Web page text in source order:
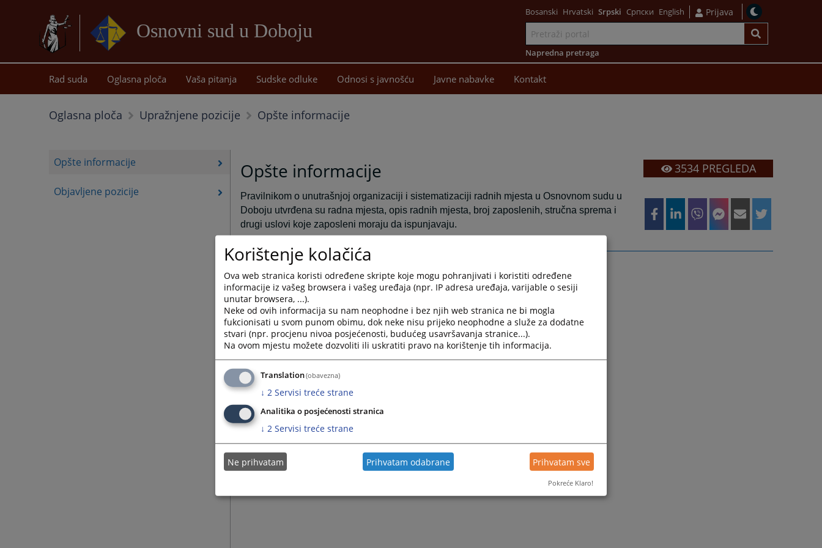
Osnovni sud u Doboju
sadržaj
Bosanski Hrvatski Srpski Српски English Prijava
Napredna pretraga
Rad suda Oglasna ploča Vaša pitanja Sudske odluke Odnosi s javnošću Javne nabavke Kontakt
Oglasna ploča Upražnjene pozicije Opšte informacije
Opšte informacije
Objavljene pozicije
Opšte informacije
Pravilnikom o unutrašnjoj organizaciji i sistematizaciji radnih mjesta u Osnovnom sudu u
Doboju utvrđena su radna mjesta, opis radnih mjesta, broj zaposlenih, stručna sprema i
drugi uslovi koje zaposleni moraju da ispunjavaju.
3534PREGLEDA
Korištenje kolačića
Ova web stranica koristi određene skripte koje mogu pohranjivati i koristiti određene
informacije iz vašeg browsera i vašeg uređaja (npr. IP adresa uređaja, varijable o sesiji
unutar browsera, ...).
Neke od ovih informacija su nam neophodne i bez njih web stranica ne bi mogla
fukcionisati u svom punom obimu, dok neke nisu prijeko neophodne a služe za dodatne
stvari (npr. procjenu nivoa posjećenosti, budućeg usavršavanja stranice...).
Na ovom mjestu možete dozvoliti ili uskratiti pravo na korištenje tih informacija.
Translation(obavezna)
↓ 2 Servisi treće strane
Analitika o posjećenosti stranica
↓ 2 Servisi treće strane
Ne prihvatam Prihvatam odabrane Prihvatam sve
Pokreće Klaro!